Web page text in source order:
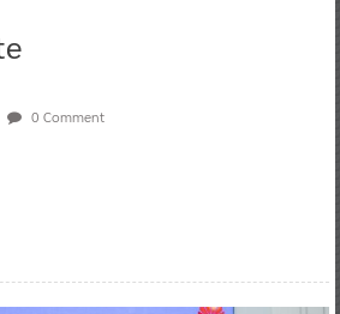
0 Comment